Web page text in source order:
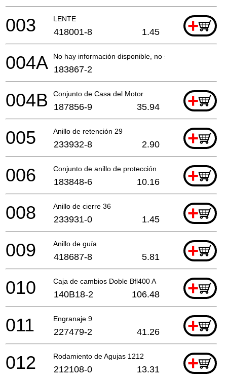
LENTE +
003 418001-8 1.45
No hay información disponible, no se puede pedir
004A 183867-2
Conjunto de Casa del Motor +
004B 187856-9 35.94
Anillo de retención 29 +
005 233932-8 2.90
Conjunto de anillo de protección +
006 183848-6 10.16
Anillo de cierre 36 +
008 233931-0 1.45
Anillo de guía +
009 418687-8 5.81
Caja de cambios Doble Bfl400 A +
010 140B18-2 106.48
Engranaje 9 +
011 227479-2 41.26
Rodamiento de Agujas 1212 +
012 212108-0 13.31